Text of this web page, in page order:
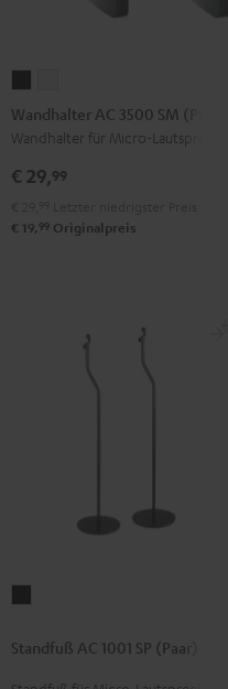
AC
3500
(Paar)
AC
3500
(Paar)
Wandhalter AC 3500 SM (Paar)
Wandhalter für Micro-Lautsprecher
€ 29,99
€ 19, 99 Originalpreis
1001
Standfuß AC 1001 SP (Paar)